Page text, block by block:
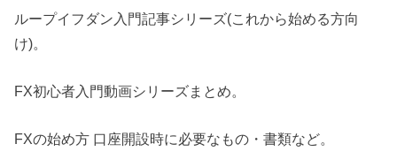
ループイフダン入門記事シリーズ(これから始める方向
け)。
FX初心者入門動画シリーズまとめ。
FXの始め方 口座開設時に必要なもの・書類など。